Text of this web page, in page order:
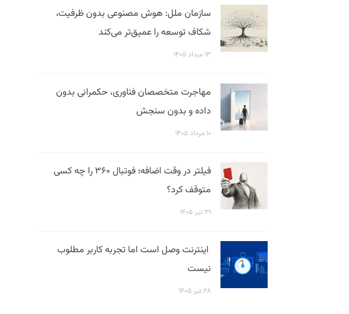
سازمان ملل: هوش مصنوعی بدون ظرفیت،
شکاف توسعه را عمیق‌تر می‌کند
۱۳ مرداد ۱۴۰۵
مهاجرت متخصصان فناوری، حکمرانی بدون
داده و بدون سنجش
۱۰ مرداد ۱۴۰۵
فیلتر در وقت اضافه؛ فوتبال ۳۶۰ را چه کسی
متوقف کرد؟
۳۱ تیر ۱۴۰۵
اینترنت وصل است اما تجربه کاربر مطلوب
نیست
۲۸ تیر ۱۴۰۵